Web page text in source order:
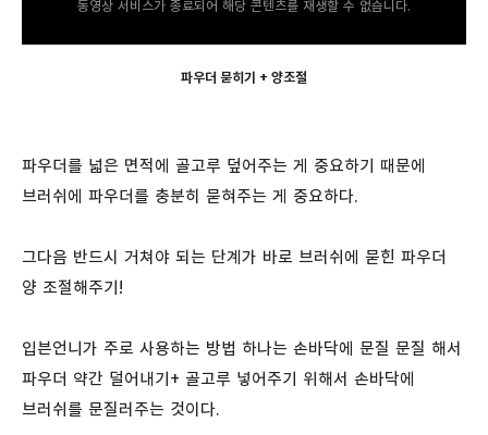
동영상 서비스가 종료되어 해당 콘텐츠를 재생할 수 없습니다.
파우더 묻히기 + 양조절
파우더를 넓은 면적에 골고루 덮어주는 게 중요하기 때문에
브러쉬에 파우더를 충분히 묻혀주는 게 중요하다.
그다음 반드시 거쳐야 되는 단계가 바로 브러쉬에 묻힌 파우더
양 조절해주기!
입븐언니가 주로 사용하는 방법 하나는 손바닥에 문질 문질 해서
파우더 약간 덜어내기+ 골고루 넣어주기 위해서 손바닥에
브러쉬를 문질러주는 것이다.